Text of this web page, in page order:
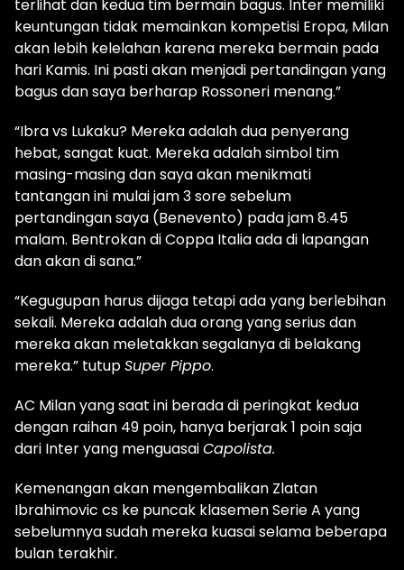
terlihat dan kedua tim bermain bagus. Inter memiliki
keuntungan tidak memainkan kompetisi Eropa, Milan
akan lebih kelelahan karena mereka bermain pada
hari Kamis. Ini pasti akan menjadi pertandingan yang
bagus dan saya berharap Rossoneri menang.”
“Ibra vs Lukaku? Mereka adalah dua penyerang
hebat, sangat kuat. Mereka adalah simbol tim
masing-masing dan saya akan menikmati
tantangan ini mulai jam 3 sore sebelum
pertandingan saya (Benevento) pada jam 8.45
malam. Bentrokan di Coppa Italia ada di lapangan
dan akan di sana.”
“Kegugupan harus dijaga tetapi ada yang berlebihan
sekali. Mereka adalah dua orang yang serius dan
mereka akan meletakkan segalanya di belakang
mereka.” tutupSuper Pippo.
AC Milan yang saat ini berada di peringkat kedua
dengan raihan 49 poin, hanya berjarak 1 poin saja
dari Inter yang menguasaiCapolista.
Kemenangan akan mengembalikan Zlatan
Ibrahimovic cs ke puncak klasemen Serie A yang
sebelumnya sudah mereka kuasai selama beberapa
bulan terakhir.